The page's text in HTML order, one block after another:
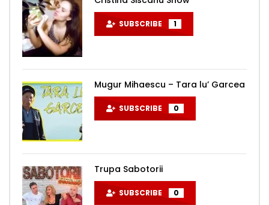
SUBSCRIBE 1
Mugur Mihaescu – Tara lu’ Garcea
SUBSCRIBE 0
Trupa Sabotorii
SUBSCRIBE 0